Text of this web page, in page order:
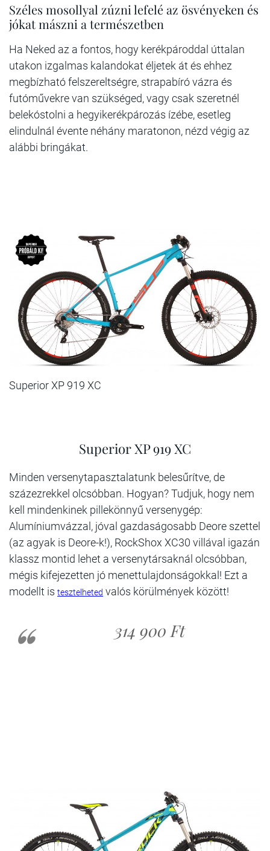
Széles mosollyal zúzni lefelé az ösvényeken és
jókat mászni a természetben
Ha Neked az a fontos, hogy kerékpároddal úttalan
utakon izgalmas kalandokat éljetek át és ehhez
megbízható felszereltségre, strapabíró vázra és
futóművekre van szükséged, vagy csak szeretnél
belekóstolni a hegyikerékpározás ízébe, esetleg
elindulnál évente néhány maratonon, nézd végig az
alábbi bringákat.
Superior XP 919 XC
Superior XP 919 XC
Minden versenytapasztalatunk belesűrítve, de
százezrekkel olcsóbban. Hogyan? Tudjuk, hogy nem
kell mindenkinek pillekönnyű versenygép:
Alumíniumvázzal, jóval gazdaságosabb Deore szettel
(az agyak is Deore-k!), RockShox XC30 villával igazán
klassz montid lehet a versenytársaknál olcsóbban,
mégis kifejezetten jó menettulajdonságokkal! Ezt a
modellt is tesztelheted valós körülmények között!
314 900 Ft